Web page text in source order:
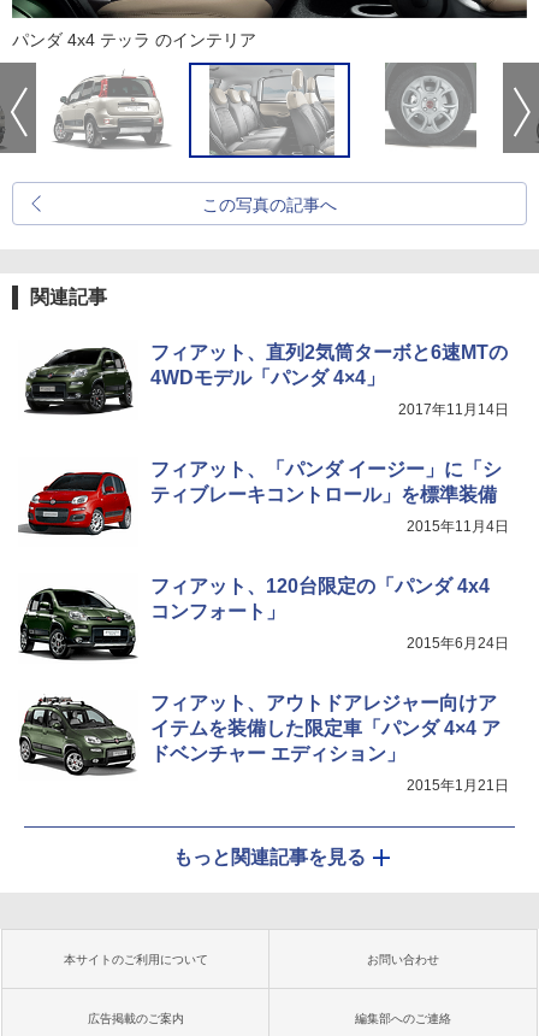
パンダ 4x4 テッラ のインテリア
この写真の記事へ
関連記事
フィアット、直列2気筒ターボと6速MTの
4WDモデル「パンダ 4×4」
2017年11月14日
フィアット、「パンダ イージー」に「シ
ティブレーキコントロール」を標準装備
2015年11月4日
フィアット、120台限定の「パンダ 4x4
コンフォート」
2015年6月24日
フィアット、アウトドアレジャー向けア
イテムを装備した限定車「パンダ 4×4 ア
ドベンチャー エディション」
2015年1月21日
もっと関連記事を見る
本サイトのご利用について お問い合わせ
広告掲載のご案内 編集部へのご連絡